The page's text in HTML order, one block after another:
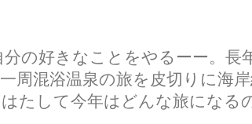
の好きなことをやるーー。長
周混浴温泉の旅を皮切りに海
たして今年はどんな旅になる